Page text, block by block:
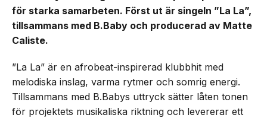
för starka samarbeten. Först ut är singeln ”La La”,
tillsammans med B.Baby och producerad av Matte
Caliste.
”La La” är en afrobeat-inspirerad klubbhit med
melodiska inslag, varma rytmer och somrig energi.
Tillsammans med B.Babys uttryck sätter låten tonen
för projektets musikaliska riktning och levererar ett